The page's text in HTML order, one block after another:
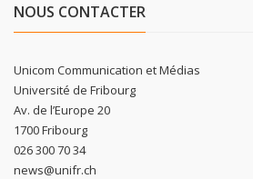
NOUS CONTACTER
Unicom Communication et Médias
Université de Fribourg
Av. de l’Europe 20
1700 Fribourg
026 300 70 34
news@unifr.ch